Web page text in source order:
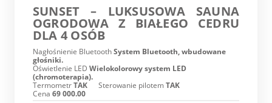
SUNSET – LUKSUSOWA SAUNA
OGRODOWA Z BIAŁEGO CEDRU
DLA 4 OSÓB
Nagłośnienie BluetoothSystem Bluetooth, wbudowane
głośniki.
Oświetlenie LED Wielokolorowy system LED
(chromoterapia).
TermometrTAK Sterowanie pilotemTAK
Cena 69 000.00